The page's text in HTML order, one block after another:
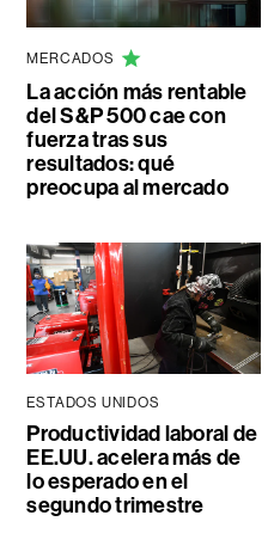
MERCADOS
La acción más rentable
del S&P 500 cae con
fuerza tras sus
resultados: qué
preocupa al mercado
ESTADOS UNIDOS
Productividad laboral de
EE.UU. acelera más de
lo esperado en el
segundo trimestre